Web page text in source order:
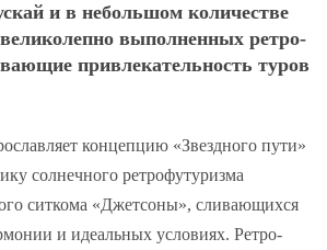
и в небольшом количестве
выполненных ретро-
привлекательность туров
концепцию «Звездного пути»
солнечного ретрофутуризма
ситкома «Джетсоны», сливающихся
и идеальных условиях. Ретро-